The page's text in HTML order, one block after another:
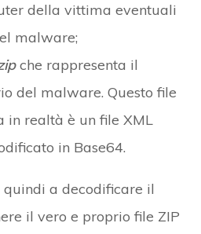
della vittima eventuali
malware;
che rappresenta il
del malware. Questo file
in realtà è un file XML
in Base64.
a decodificare il
il vero e proprio file ZIP